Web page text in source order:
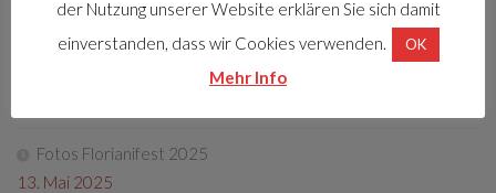
22. Dezember 2025
Tag der offenen Tür 2025
Fotos Florianifest 2025
13. Mai 2025
der Nutzung unserer Website erklären Sie sich damit
einverstanden, dass wir Cookies verwenden.
OK
Mehr Info